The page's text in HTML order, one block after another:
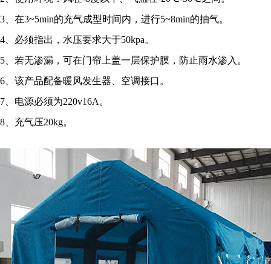
3、在3~5min的充气成型时间内，进行5~8min的抽气。
4、必须指出，水压要求大于50kpa。
5、若无渗漏，可在门帘上盖一层保护膜，防止雨水渗入。
6、该产品配备暖风发生器、空调接口。
7、电源必须为220v16A。
8、充气压20kg。